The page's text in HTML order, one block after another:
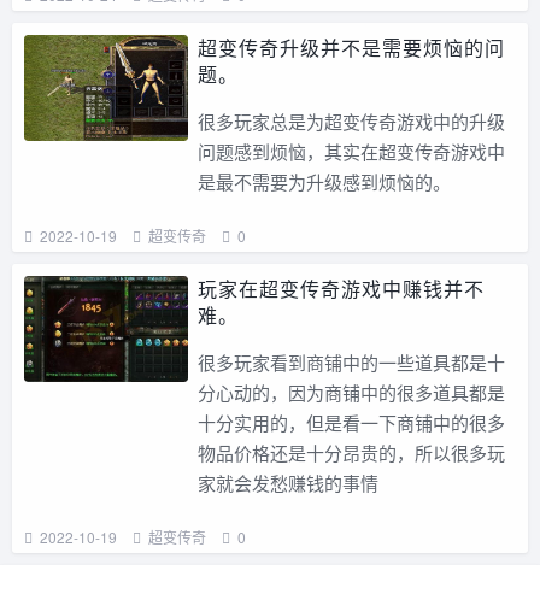
超变传奇升级并不是需要烦恼的问
题。
很多玩家总是为超变传奇游戏中的升级
问题感到烦恼，其实在超变传奇游戏中
是最不需要为升级感到烦恼的。
2022-10-19 超变传奇 0
玩家在超变传奇游戏中赚钱并不
难。
很多玩家看到商铺中的一些道具都是十
分心动的，因为商铺中的很多道具都是
十分实用的，但是看一下商铺中的很多
物品价格还是十分昂贵的，所以很多玩
家就会发愁赚钱的事情
2022-10-19 超变传奇 0